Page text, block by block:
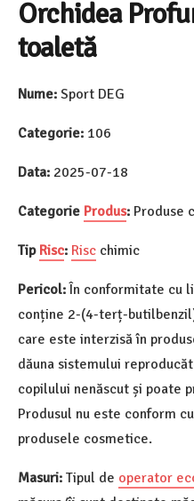
Orchidea
toaletă
Nume: Sport DEG
Categorie: 106
Data: 2025-07-18
Categorie Produs: Produse
Tip Risc: Risc chimic
Pericol: În conformitate cu
conține 2-(4-terț-
care este interzisă în
dăuna sistemului
copilului nenăscut și poate
Produsul nu este conform
produsele cosmetice.
Masuri: Tipul de operator